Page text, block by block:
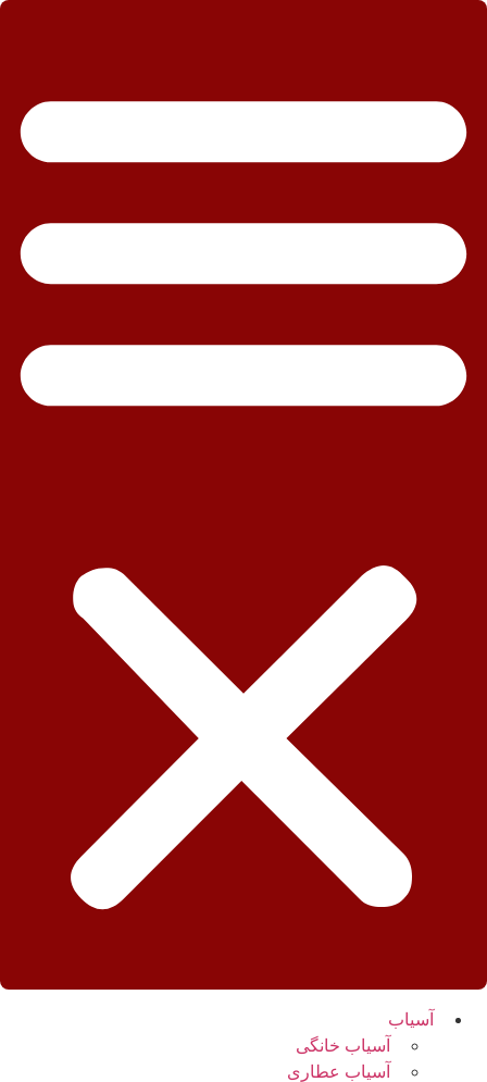
پرش
آسیاب
آسیاب خانگی
آسیاب عطاری